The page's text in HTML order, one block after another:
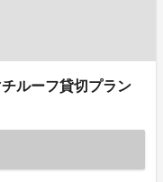
ルーフ貸切プラン